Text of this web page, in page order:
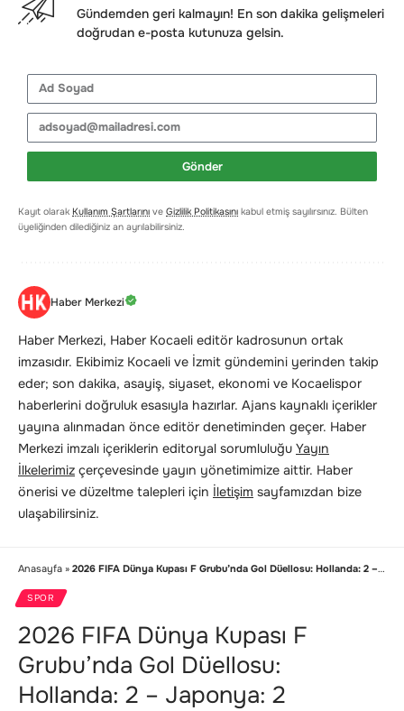
Gündemden geri kalmayın! En son dakika gelişmeleri
doğrudan e-posta kutunuza gelsin.
Gönder
Kayıt olarak Kullanım Şartlarını ve Gizlilik Politikasını kabul etmiş sayılırsınız. Bülten
üyeliğinden dilediğiniz an ayrılabilirsiniz.
Haber Merkezi
Haber Merkezi, Haber Kocaeli editör kadrosunun ortak
imzasıdır. Ekibimiz Kocaeli ve İzmit gündemini yerinden takip
eder; son dakika, asayiş, siyaset, ekonomi ve Kocaelispor
haberlerini doğruluk esasıyla hazırlar. Ajans kaynaklı içerikler
yayına alınmadan önce editör denetiminden geçer. Haber
Merkezi imzalı içeriklerin editoryal sorumluluğu Yayın
İlkelerimiz çerçevesinde yayın yönetimimize aittir. Haber
önerisi ve düzeltme talepleri için İletişim sayfamızdan bize
ulaşabilirsiniz.
Anasayfa » 2026 FIFA Dünya Kupası F Grubu’nda Gol Düellosu: Hollanda: 2 – Japonya: 2
SPOR
2026 FIFA Dünya Kupası F
Grubu’nda Gol Düellosu:
Hollanda: 2 – Japonya: 2